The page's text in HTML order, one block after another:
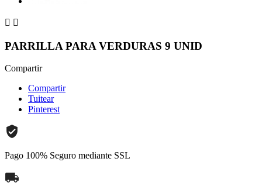
 
PARRILLA PARA VERDURAS 9 UNID
Compartir
Compartir
Tuitear
Pinterest
Pago 100% Seguro mediante SSL